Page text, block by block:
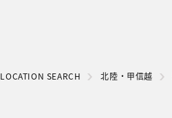
LOCATION SEARCH 北陸・甲信越